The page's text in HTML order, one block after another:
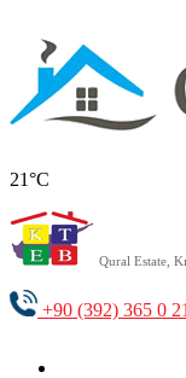
21°C
Qural Estate,
+90 (392) 365 0